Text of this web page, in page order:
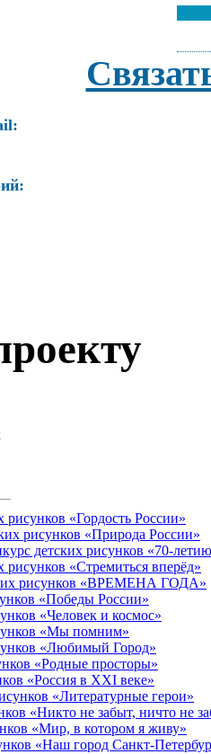
«Гордость России»
рисунков «Природа России»
детских рисунков «70-
«Стремиться вперёд»
рисунков «ВРЕМЕНА ГОДА»
«Победы России»
«Человек и космос»
«Мы помним»
«Любимый Город»
«Родные просторы»
«Россия в XXI веке»
«Литературные герои»
«Никто не забыт, ничто не
«Мир, в котором я живу»
«Наш город Санкт-